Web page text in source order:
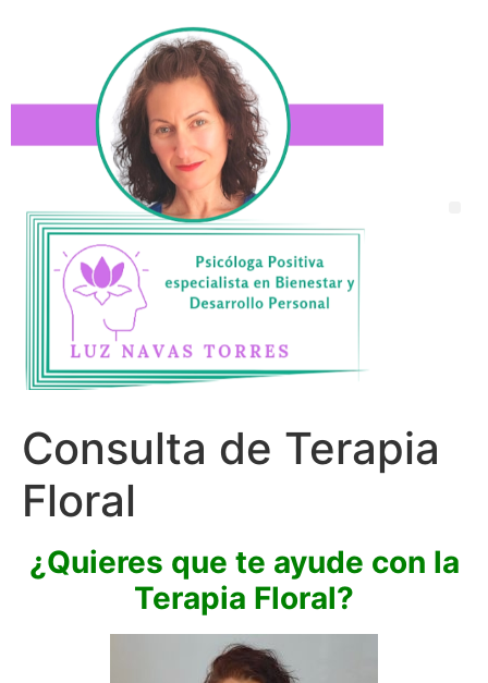
Consulta de Terapia
Floral
¿Quieres que te ayude con la
Terapia Floral?